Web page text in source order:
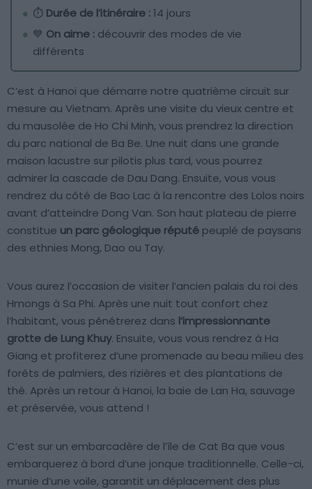
⏱ Durée de l’itinéraire :14 jours
💙 On aime : découvrir des modes de vie
différents
C’est à Hanoi que démarre notre quatrième circuit sur
mesure au Vietnam. Après une visite du vieux centre et
du mausolée de Ho Chi Minh, vous prendrez la direction
du parc national de Ba Be. Une nuit dans une grande
maison lacustre sur pilotis plus tard, vous pourrez
admirer la cascade de Dau Dang. Ensuite, vous vous
rendrez du côté de Bao Lac à la rencontre des Lolos noirs
avant d’atteindre Dong Van. Son haut plateau de pierre
constitue un parc géologique réputé peuplé de paysans
des ethnies Mong, Dao ou Tay.
Vous aurez l’occasion de visiter l’ancien palais du roi des
Hmongs à Sa Phi. Après une nuit tout confort chez
l’habitant, vous pénétrerez dans l’impressionnante
grotte de Lung Khuy. Ensuite, vous vous rendrez à Ha
Giang et profiterez d’une promenade au beau milieu des
forêts de palmiers, des rizières et des plantations de
thé. Après un retour à Hanoi, la baie de Lan Ha, sauvage
et préservée, vous attend !
C’est sur un embarcadère de l’île de Cat Ba que vous
embarquerez à bord d’une jonque traditionnelle. Celle-ci,
munie d’une voile, garantit un déplacement des plus